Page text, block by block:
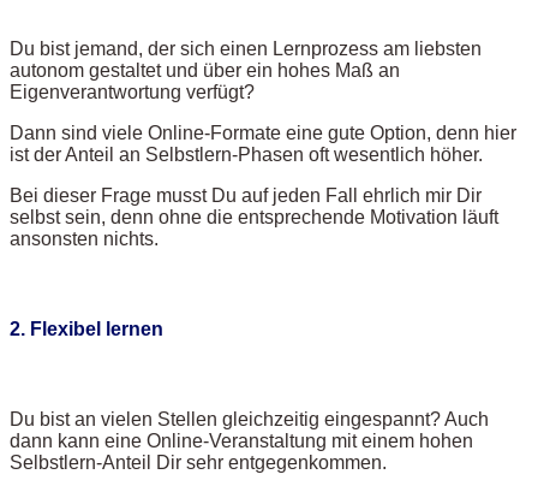
Du bist jemand, der sich einen Lernprozess am liebsten
autonom gestaltet und über ein hohes Maß an
Eigenverantwortung verfügt?
Dann sind viele Online-Formate eine gute Option, denn hier
ist der Anteil an Selbstlern-Phasen oft wesentlich höher.
Bei dieser Frage musst Du auf jeden Fall ehrlich mir Dir
selbst sein, denn ohne die entsprechende Motivation läuft
ansonsten nichts.
2. Flexibel lernen
Du bist an vielen Stellen gleichzeitig eingespannt? Auch
dann kann eine Online-Veranstaltung mit einem hohen
Selbstlern-Anteil Dir sehr entgegenkommen.